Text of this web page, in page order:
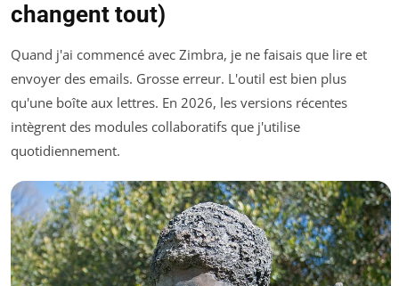
changent tout)
Quand j'ai commencé avec Zimbra, je ne faisais que lire et
envoyer des emails. Grosse erreur. L'outil est bien plus
qu'une boîte aux lettres. En 2026, les versions récentes
intègrent des modules collaboratifs que j'utilise
quotidiennement.